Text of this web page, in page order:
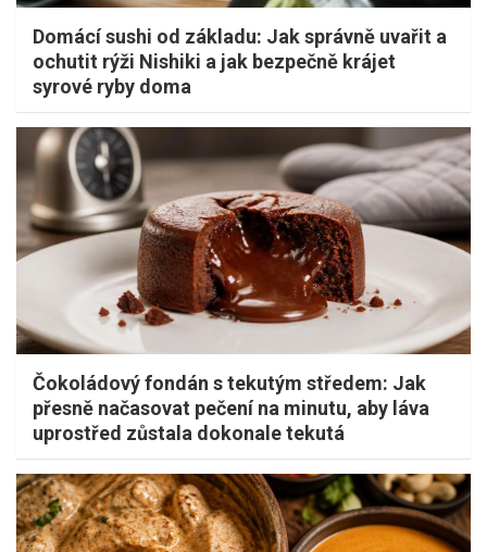
Domácí sushi od základu: Jak správně uvařit a
ochutit rýži Nishiki a jak bezpečně krájet
syrové ryby doma
Čokoládový fondán s tekutým středem: Jak
přesně načasovat pečení na minutu, aby láva
uprostřed zůstala dokonale tekutá